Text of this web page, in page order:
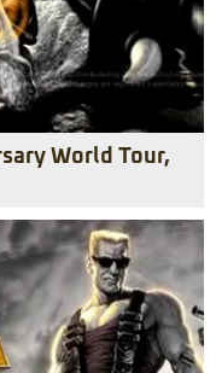
World Tour,